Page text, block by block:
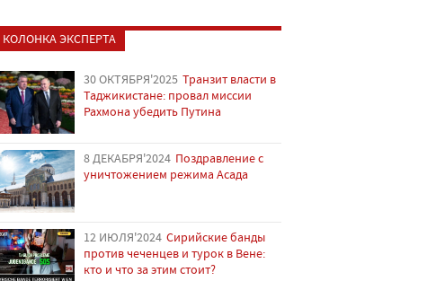
КОЛОНКА ЭКСПЕРТА
30 ОКТЯБРЯ'2025 Транзит власти в
Таджикистане: провал миссии
Рахмона убедить Путина
8 ДЕКАБРЯ'2024 Поздравление с
уничтожением режима Асада
12 ИЮЛЯ'2024 Сирийские банды
против чеченцев и турок в Вене:
кто и что за этим стоит?